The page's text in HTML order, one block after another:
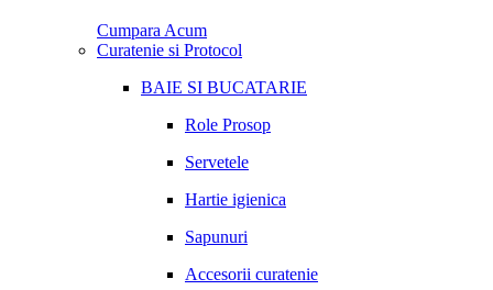
Cumpara Acum
Curatenie si Protocol
BAIE SI BUCATARIE
Role Prosop
Servetele
Hartie igienica
Sapunuri
Accesorii curatenie